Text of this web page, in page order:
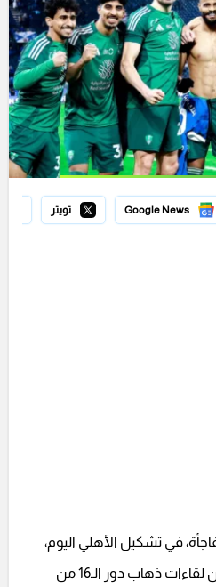
Google News تويتر
في تشكيل الأهلي اليوم،
ضد نادي الريان القطري، ضمن لقاءات ذهاب دور الـ16 من